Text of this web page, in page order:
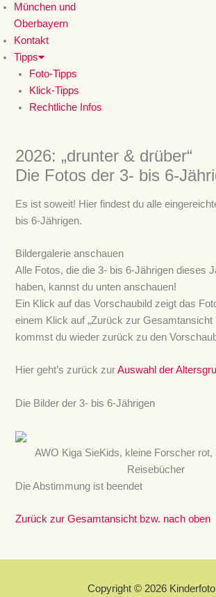
München und
Oberbayern
Kontakt
Tipps
Foto-Tipps
Klick-Tipps
Rechtliche Infos
2026: „drunter & drüber“
Die Fotos der 3- bis 6-
Es ist soweit! Hier findest du alle
bis 6-Jährigen.
Bildergalerie anschauen
Alle Fotos, die die 3- bis 6-Jährigen dieses
haben, kannst du unten anschauen!
Ein Klick auf das Vorschaubild zeigt das
einem Klick auf „Zurück zur Gesamtansicht
kommst du wieder zurück zu den
Hier geht’s zurück zurAuswahl der
Die Bilder der 3- bis 6-Jährigen
AWO Kiga SieKids, kleine Forscher rot,
Reisebücher
Die Abstimmung ist beendet
Zurück zur Gesamtansicht bzw. nach oben
Copyright © 2026